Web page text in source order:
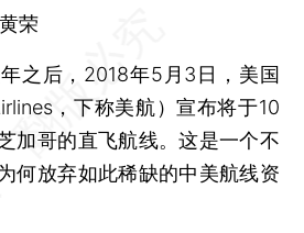
荣
后，2018年5月3日，美国
，下称美航）宣布将于10
加哥的直飞航线。这是一个不
何放弃如此稀缺的中美航线资